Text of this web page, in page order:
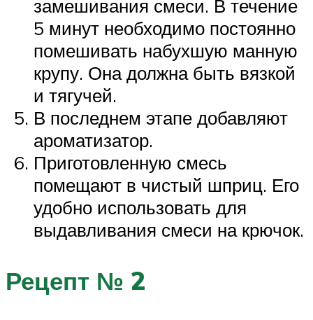
замешивания смеси. В течение
5 минут необходимо постоянно
помешивать набухшую манную
крупу. Она должна быть вязкой
и тягучей.
В последнем этапе добавляют
ароматизатор.
Приготовленную смесь
помещают в чистый шприц. Его
удобно использовать для
выдавливания смеси на крючок.
Рецепт № 2